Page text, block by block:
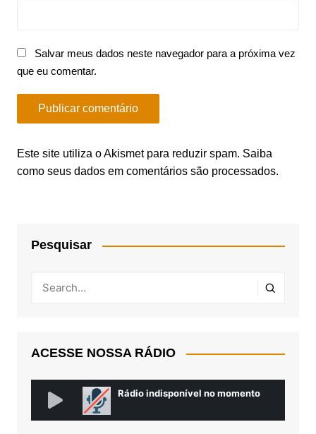
Salvar meus dados neste navegador para a próxima vez
que eu comentar.
Este site utiliza o Akismet para reduzir spam. Saiba
como seus dados em comentários são processados.
Pesquisar
ACESSE NOSSA RÁDIO